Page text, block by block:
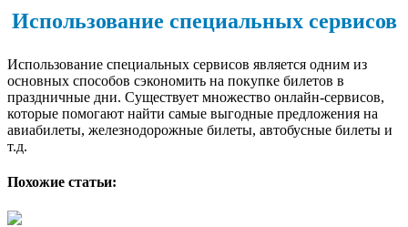
Использование специальных сервисов
Использование специальных сервисов является одним из
основных способов сэкономить на покупке билетов в
праздничные дни. Существует множество онлайн-сервисов,
которые помогают найти самые выгодные предложения на
авиабилеты, железнодорожные билеты, автобусные билеты и
т.д.
Похожие статьи: